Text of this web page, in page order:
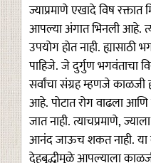
ज्याप्रमाणे एखादे विष रक्तात
आपल्या अंगात भिनली आहे.
उपयोग होत नाही.
पाहिजे. जे दुर्गुण भगवंताचा
सर्वांचा संग्रह म्हणजे काळजी
आहे. पोटात रोग वाढला आणि
जात नाही. त्याचप्रमाणे,
आनंद जाऊच शकत नाही.
देहबुद्धीमुळे आपल्याला